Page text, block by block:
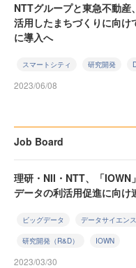
NTTグループと東急不動産
活用したまちづくりに向
に導入へ
スマートシティ 研究開発
2023/06/08
Job Board
理研・NII・NTT、「IOWN
データの利活用促進に向け
ビッグデータ データサイエンス
研究開発（R&D） IOWN
2023/03/30